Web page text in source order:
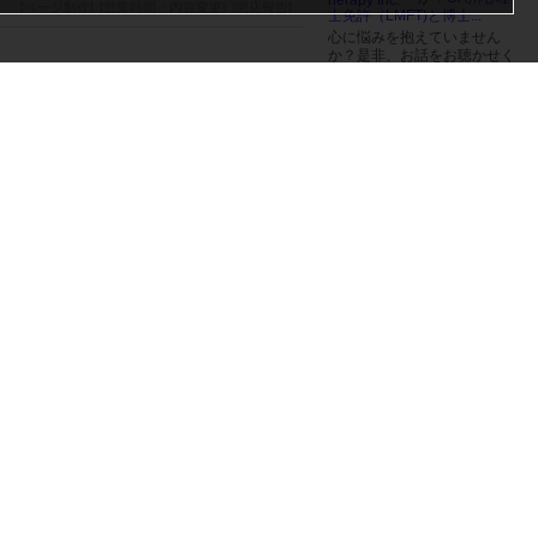
士免許（LMFT)と博士...
心に悩みを抱えていません
か？是非、お話をお聴かせく